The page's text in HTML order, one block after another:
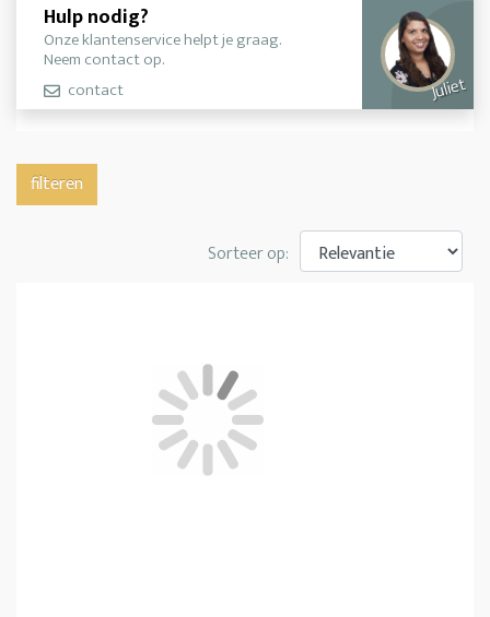
Hulp nodig?
Onze klantenservice helpt je graag.
Neem contact op.
contact
Juliet
filteren
Sorteer op: